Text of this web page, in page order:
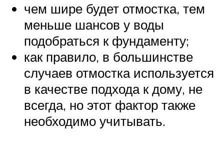
чем шире будет отмостка, тем
меньше шансов у воды
подобраться к фундаменту;
как правило, в большинстве
случаев отмостка используется
в качестве подхода к дому, не
всегда, но этот фактор также
необходимо учитывать.